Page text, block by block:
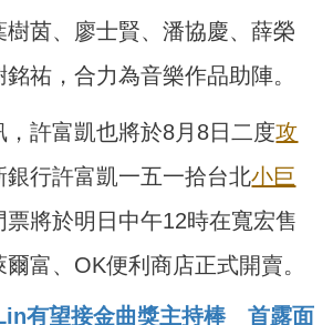
樹茵、廖士賢、潘協慶、薛榮
祐，合力為音樂作品助陣。
，許富凱也將於8月8日二度攻
銀行許富凱一五一拾台北小巨
票將於明日中午12時在寬宏售
富、OK便利商店正式開賣。
有望接金曲獎主持棒 首露面